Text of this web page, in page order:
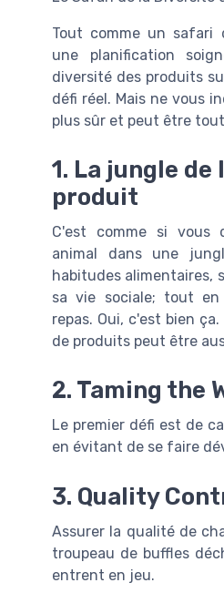
Tout comme un safari
une planification
diversité des produits
défi réel. Mais ne vous
plus sûr et peut être
1. La jungle
produit
C'est comme si vous
animal dans une
habitudes alimentaires,
sa vie sociale; tout
repas. Oui, c'est bien
de produits peut être
2. Taming the
Le premier défi est de
en évitant de se faire
3. Quality
Assurer la qualité de
troupeau de buffles
entrent en jeu.